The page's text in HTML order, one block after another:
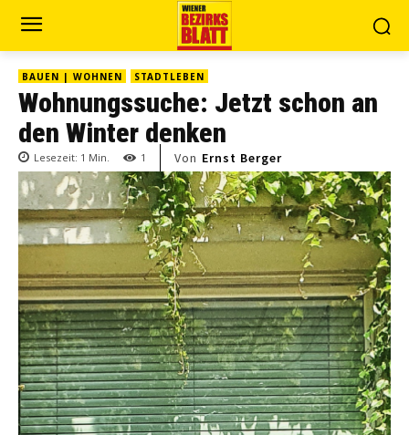
BAUEN | WOHNEN STADTLEBEN
Wohnungssuche: Jetzt schon an
den Winter denken
Lesezeit: 1 Min. 1 Von Ernst Berger